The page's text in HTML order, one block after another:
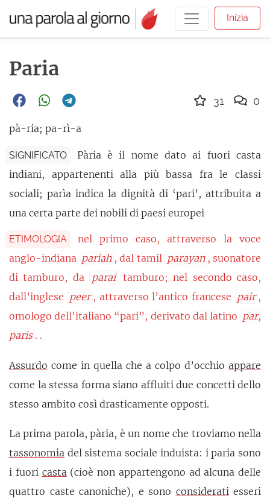
Inizia
Paria
pà-ria; pa-rì-a
SIGNIFICATO
Pària è il nome dato ai fuori casta
indiani, appartenenti alla più bassa fra le classi
sociali; parìa indica la dignità di ‘pari’, attribuita a
una certa parte dei nobili di paesi europei
ETIMOLOGIA
nel primo caso, attraverso la voce
anglo-indiana pariah , dal tamil parayan , suonatore
di tamburo, da
parai
tamburo; nel secondo caso,
dall’inglese peer , attraverso l’antico francese pair ,
omologo dell’italiano “pari”, derivato dal latino par,
paris . .
Assurdo come in quella che a colpo d’occhio appare
come la stessa forma siano affluiti due concetti dello
stesso ambito così drasticamente opposti.
La prima parola, pària, è un nome che troviamo nella
tassonomia del sistema sociale induista: i paria sono
i fuori casta(cioè non appartengono ad alcuna delle
quattro caste canoniche), e sono consideratiesseri
31 0